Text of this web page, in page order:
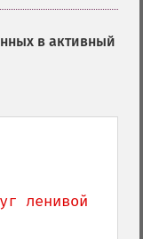
в активный
ленивой